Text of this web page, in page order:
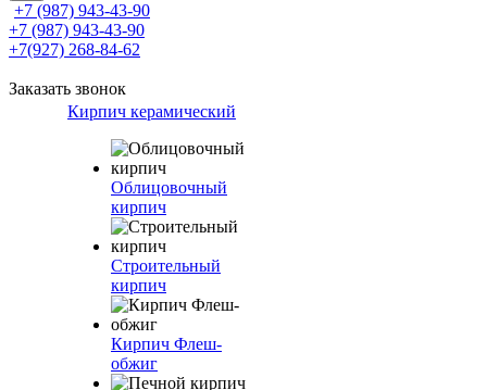
+7 (987) 943-43-90
+7 (987) 943-43-90
+7(927) 268-84-62
Заказать звонок
Кирпич керамический
Облицовочный
кирпич
Строительный
кирпич
Кирпич Флеш-
обжиг